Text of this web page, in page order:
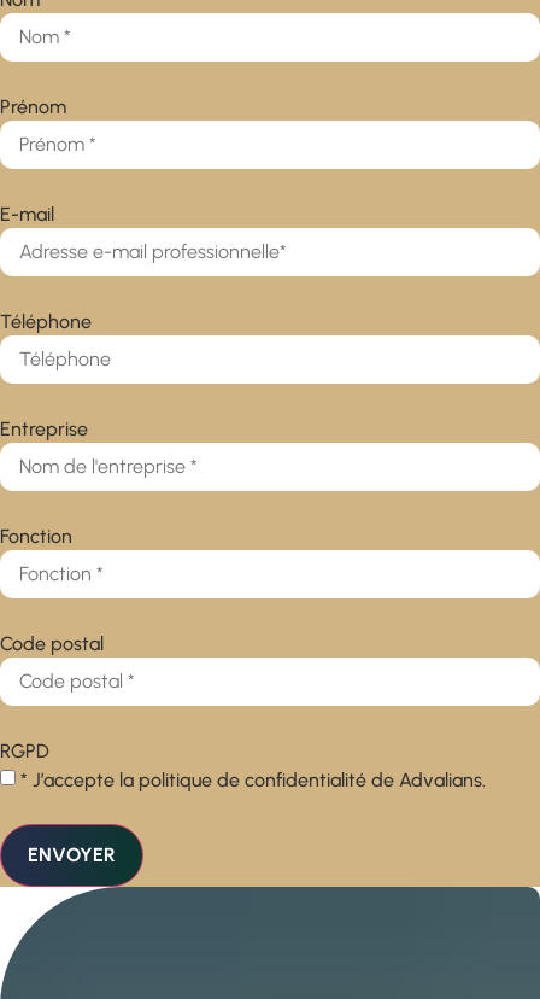
Prénom
E-mail
Téléphone
Entreprise
Fonction
Code postal
RGPD
* J’accepte la politique de confidentialité de Advalians.
ENVOYER